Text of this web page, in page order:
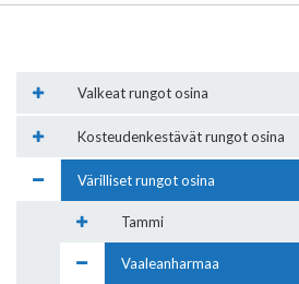
Valkeat rungot osina
Kosteudenkestävät rungot osina
Värilliset rungot osina
Tammi
Vaaleanharmaa